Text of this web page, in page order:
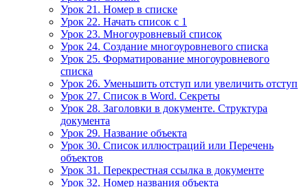
Урок 21. Номер в списке
Урок 22. Начать список с 1
Урок 23. Многоуровневый список
Урок 24. Создание многоуровневого списка
Урок 25. Форматирование многоуровневого
списка
Урок 26. Уменьшить отступ или увеличить отступ
Урок 27. Список в Word. Секреты
Урок 28. Заголовки в документе. Структура
документа
Урок 29. Название объекта
Урок 30. Список иллюстраций или Перечень
объектов
Урок 31. Перекрестная ссылка в документе
Урок 32. Номер названия объекта